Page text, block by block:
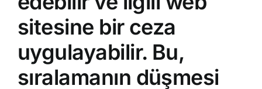
sitesine bir ceza
uygulayabilir. Bu,
sıralamanın düşmesi